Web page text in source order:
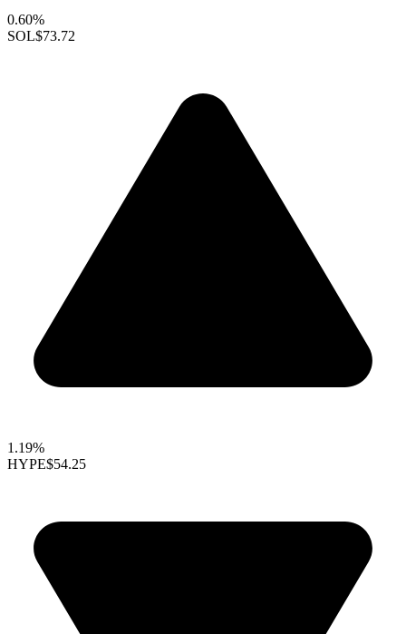
0.60%
SOL$73.72
1.19%
HYPE$54.25